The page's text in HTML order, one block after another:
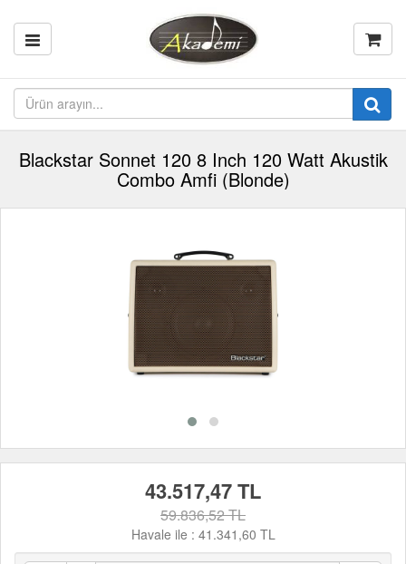
Blackstar Sonnet 120 8 Inch 120 Watt Akustik
Combo Amfi (Blonde)
43.517,47 TL
59.836,52 TL
Havale ile : 41.341,60 TL